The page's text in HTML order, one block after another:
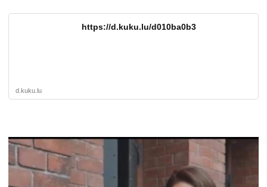
https://d.kuku.lu/d010ba0b3
d.kuku.lu